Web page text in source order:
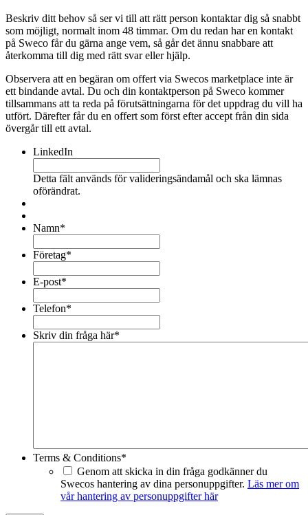
Beskriv ditt behov så ser vi till att rätt person kontaktar dig så snabbt
som möjligt, normalt inom 48 timmar. Om du redan har en kontakt
på Sweco får du gärna ange vem, så går det ännu snabbare att
återkomma till dig med rätt svar eller hjälp.
Observera att en begäran om offert via Swecos marketplace inte är
ett bindande avtal. Du och din kontaktperson på Sweco kommer
tillsammans att ta reda på förutsättningarna för det uppdrag du vill ha
utfört. Därefter får du en offert som först efter accept från din sida
övergår till ett avtal.
LinkedIn
Detta fält används för valideringsändamål och ska lämnas
oförändrat.
Namn*
Företag*
E-post*
Telefon*
Skriv din fråga här*
Terms & Conditions*
Genom att skicka in din fråga godkänner du
Swecos hantering av dina personuppgifter. Läs mer om
vår hantering av personuppgifter här